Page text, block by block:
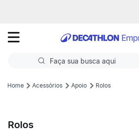
Faça sua busca aqui
Termos mais buscados
2ºCorrida
Acessórios Apoio Rolos
Rolos